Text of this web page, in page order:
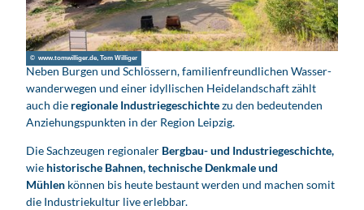
© www.tomwilliger.de, Tom Williger
Neben Burgen und Schlössern, familien­freundlichen Wasser­
wanderwegen und einer idyllischen Heide­landschaft zählt
auch die regionale Industriegeschichtezu den bedeutenden
Anziehungs­punkten in der Region Leipzig.
Die Sach­zeugen regionaler Bergbau- und Industriegeschichte,
wie historische Bahnen, technische Denkmale und
Mühlen können bis heute bestaunt werden und machen somit
die Industriekultur live erlebbar.